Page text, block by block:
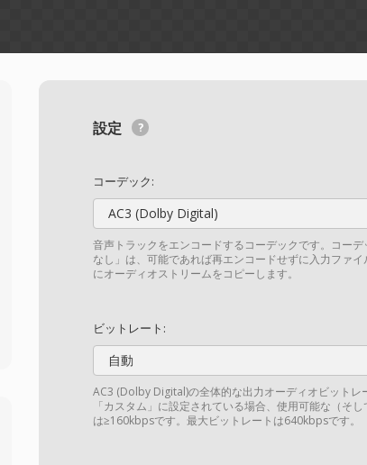
設定
コーデック:
AC3 (Dolby Digital)
音声トラックをエンコードするコーデックです。コー
なし」は、可能であれば再エンコードせずに入力ファ
にオーディオストリームをコピーします。
ビットレート:
自動
AC3 (Dolby Digital)の全体的な出力オーディオビットレ
「カスタム」に設定されている場合、使用可能な（そ
は≥160kbpsです。最大ビットレートは640kbpsです。